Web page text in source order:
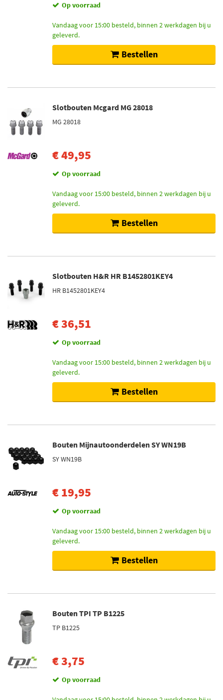
Op voorraad
Vandaag voor 15:00 besteld, binnen 2 werkdagen bij u
geleverd.
Bestellen
Slotbouten Mcgard MG 28018
MG 28018
€ 49,95
Op voorraad
Vandaag voor 15:00 besteld, binnen 2 werkdagen bij u
geleverd.
Bestellen
Slotbouten H&R HR B1452801KEY4
HR B1452801KEY4
€ 36,51
Op voorraad
Vandaag voor 15:00 besteld, binnen 2 werkdagen bij u
geleverd.
Bestellen
Bouten Mijnautoonderdelen SY WN19B
SY WN19B
€ 19,95
Op voorraad
Vandaag voor 15:00 besteld, binnen 2 werkdagen bij u
geleverd.
Bestellen
Bouten TPI TP B1225
TP B1225
€ 3,75
Op voorraad